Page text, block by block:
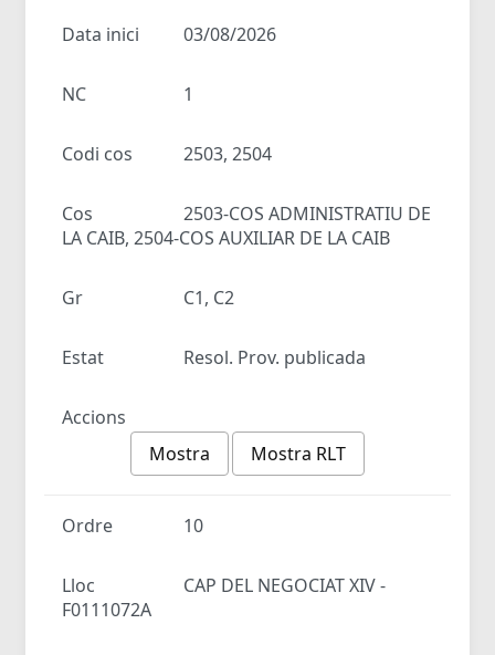
Data inici 03/08/2026
NC 1
Codi cos 2503, 2504
Cos
2503-COS ADMINISTRATIU DE
LA CAIB, 2504-COS AUXILIAR DE LA CAIB
Gr C1, C2
Estat Resol. Prov. publicada
Accions
Mostra
Mostra RLT
Ordre 10
Lloc
CAP DEL NEGOCIAT XIV -
F0111072A